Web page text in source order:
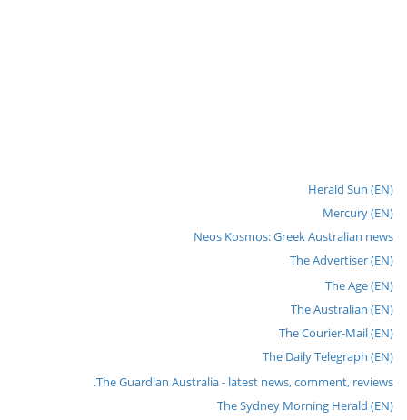
Herald Sun (EN)
Mercury (EN)
Neos Kosmos: Greek Australian news
The Advertiser (EN)
The Age (EN)
The Australian (EN)
The Courier-Mail (EN)
The Daily Telegraph (EN)
The Guardian Australia - latest news, comment, reviews.
The Sydney Morning Herald (EN)